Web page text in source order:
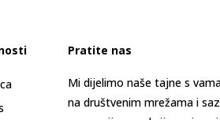
Pratite nas
Mi dijelimo naše tajne s
na društvenim mrežama i